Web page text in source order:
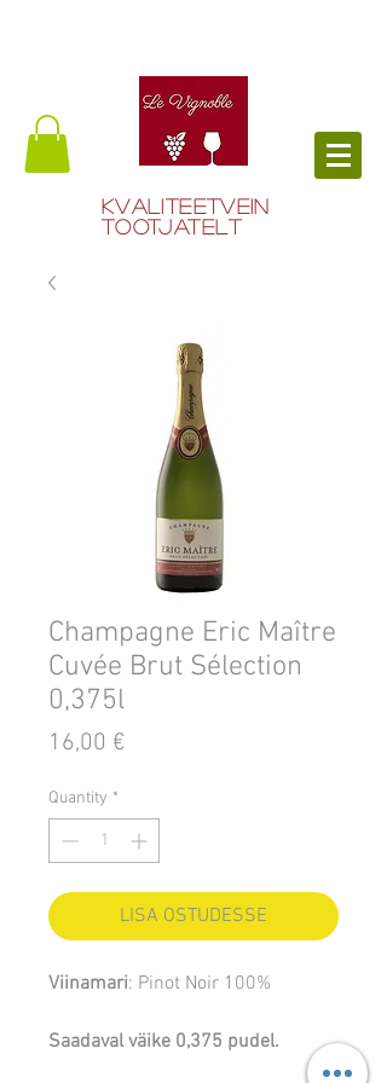
Kvaliteetvein
tootjatelt
Champagne Eric Maître
Cuvée Brut Sélection
0,375l
16,00 €
Quantity *
LISA OSTUDESSE
Viinamari: Pinot Noir 100%
Saadaval väike 0,375 pudel.